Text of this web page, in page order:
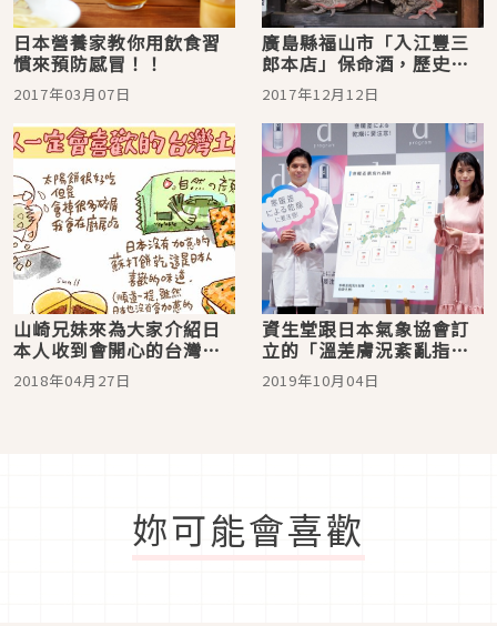
日本營養家教你用飲食習
慣來預防感冒！！
2017年03月07日
廣島縣福山市「入江豐三
郎本店」保命酒，歷史悠
久來一瓶當伴手禮吧
2017年12月12日
山崎兄妹來為大家介紹日
本人收到會開心的台灣伴
手禮
2018年04月27日
資生堂跟日本氣象協會訂
立的「溫差膚況紊亂指
數」是什麼？
2019年10月04日
妳可能會喜歡